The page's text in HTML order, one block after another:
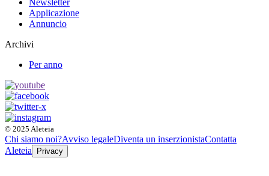
Applicazione
Annuncio
Archivi
Per anno
© 2025 Aleteia
Chi siamo noi?Avviso legaleDiventa un inserzionistaContatta
Aleteia
Privacy